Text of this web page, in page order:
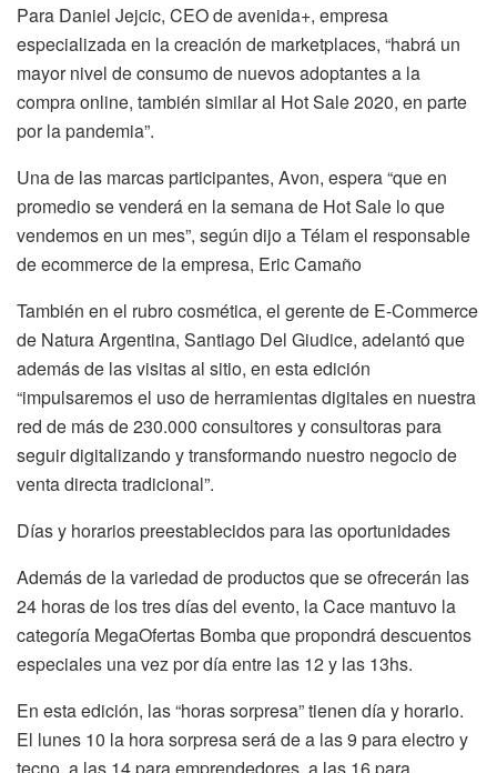
Para Daniel Jejcic, CEO de avenida+, empresa
especializada en la creación de marketplaces, “habrá un
mayor nivel de consumo de nuevos adoptantes a la
compra online, también similar al Hot Sale 2020, en parte
por la pandemia”.
Una de las marcas participantes, Avon, espera “que en
promedio se venderá en la semana de Hot Sale lo que
vendemos en un mes”, según dijo a Télam el responsable
de ecommerce de la empresa, Eric Camaño
También en el rubro cosmética, el gerente de E-Commerce
de Natura Argentina, Santiago Del Giudice, adelantó que
además de las visitas al sitio, en esta edición
“impulsaremos el uso de herramientas digitales en nuestra
red de más de 230.000 consultores y consultoras para
seguir digitalizando y transformando nuestro negocio de
venta directa tradicional”.
Días y horarios preestablecidos para las oportunidades
Además de la variedad de productos que se ofrecerán las
24 horas de los tres días del evento, la Cace mantuvo la
categoría MegaOfertas Bomba que propondrá descuentos
especiales una vez por día entre las 12 y las 13hs.
En esta edición, las “horas sorpresa” tienen día y horario.
El lunes 10 la hora sorpresa será de a las 9 para electro y